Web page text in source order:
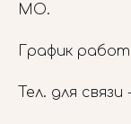
МО.
График
Тел. для связи